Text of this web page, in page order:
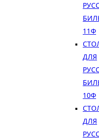
11Ф
ДЛЯ
10Ф
ДЛЯ